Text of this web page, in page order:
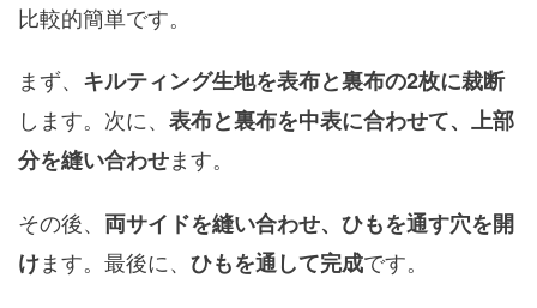
比較的簡単です。
まず、 キルティング生地を表布と裏布の2枚に裁断
します。次に、 表布と裏布を中表に合わせて、上部
分を縫い合わせます。
その後、 両サイドを縫い合わせ、ひもを通す穴を開
けます。最後に、 ひもを通して完成です。